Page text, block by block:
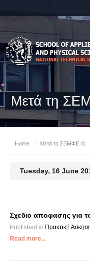
Μετά τη
Home / Μετά τη ΣΕΜΦΕ τί;
Tuesday, 16 June
Σχεδιο αποφασης για
Published in Πρακτική
Read more...